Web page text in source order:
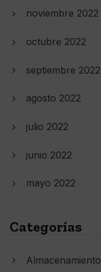
noviembre 2022
octubre 2022
septiembre 2022
agosto 2022
julio 2022
junio 2022
mayo 2022
Categorías
Almacenamiento